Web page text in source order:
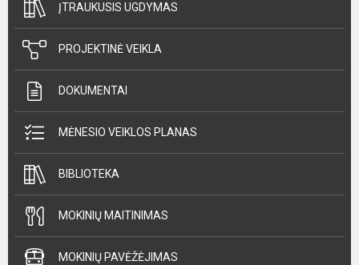
ĮTRAUKUSIS UGDYMAS
PROJEKTINĖ VEIKLA
DOKUMENTAI
MĖNESIO VEIKLOS PLANAS
BIBLIOTEKA
MOKINIŲ MAITINIMAS
MOKINIŲ PAVĖŽĖJIMAS